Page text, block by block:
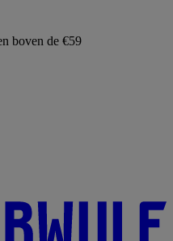
boven de €59